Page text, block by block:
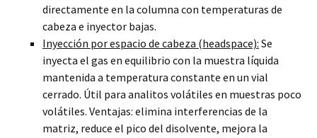
directamente en la columna con temperaturas de
cabeza e inyector bajas.
Inyección por espacio de cabeza (headspace): Se
inyecta el gas en equilibrio con la muestra líquida
mantenida a temperatura constante en un vial
cerrado. Útil para analitos volátiles en muestras poco
volátiles. Ventajas: elimina interferencias de la
matriz, reduce el pico del disolvente, mejora la